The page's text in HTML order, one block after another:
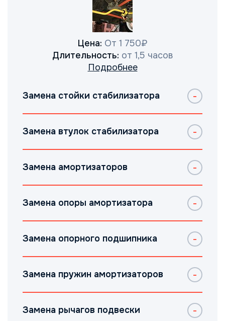
Цена: От 1 750₽
Длительность: от 1,5 часов
Подробнее
Замена стойки стабилизатора
Замена втулок стабилизатора
Замена амортизаторов
Замена опоры амортизатора
Замена опорного подшипника
Замена пружин амортизаторов
Замена рычагов подвески